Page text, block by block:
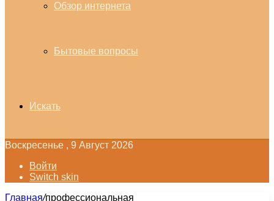
Обзор интернета
Бытовые вопросы
Искать
Воскресенье , 9 Август 2026
Войти
Switch skin
Главная/профессиональная